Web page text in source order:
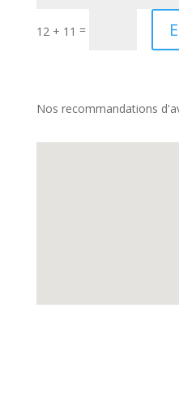
12 + 11 =
Nos recommandations